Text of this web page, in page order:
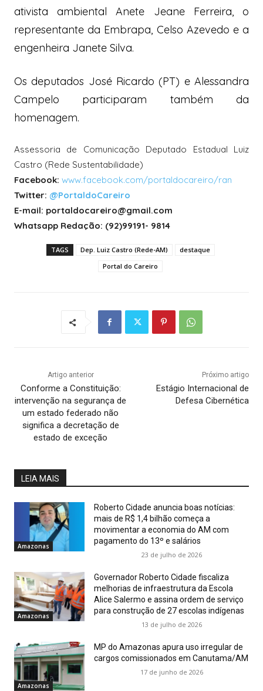
ativista ambiental Anete Jeane Ferreira, o
representante da Embrapa, Celso Azevedo e a
engenheira Janete Silva.
Os deputados José Ricardo (PT) e Alessandra
Campelo participaram também da
homenagem.
Assessoria de Comunicação Deputado Estadual Luiz
Castro (Rede Sustentabilidade)
Facebook: www.facebook.com/portaldocareiro/ran
Twitter: @PortaldoCareiro
E-mail: portaldocareiro@gmail.com
Whatsapp Redação: (92)99191- 9814
TAGS Dep. Luiz Castro (Rede-AM)
destaque
Portal do Careiro
Artigo anterior
Conforme a Constituição:
intervenção na segurança de
um estado federado não
significa a decretação de
estado de exceção
Próximo artigo
Estágio Internacional de
Defesa Cibernética
LEIA MAIS
Amazonas
Roberto Cidade anuncia boas notícias:
mais de R$ 1,4 bilhão começa a
movimentar a economia do AM com
pagamento do 13º e salários
23 de julho de 2026
Amazonas
Governador Roberto Cidade fiscaliza
melhorias de infraestrutura da Escola
Alice Salermo e assina ordem de serviço
para construção de 27 escolas indígenas
13 de julho de 2026
Amazonas
MP do Amazonas apura uso irregular de
cargos comissionados em Canutama/AM
17 de junho de 2026